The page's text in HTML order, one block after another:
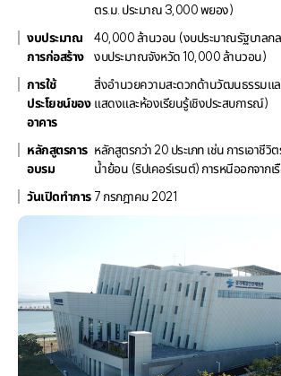
ตร.ม. ประมาณ 3,000 พยอง)
งบประมาณ
การก่อสร้าง
40,000 ล้านวอน (งบประมาณรัฐบาลก
งบประมาณจังหวัด 10,000 ล้านวอน)
การใช้
ประโยชน์ของ
อาคาร
สิ่งอำนวยความสะดวกด้านวัฒนธรรมแ
แสดงและห้องเรียนรู้เชิงประสบการณ์)
หลักสูตรการ
อบรม
หลักสูตรกว่า 20 ประเภท เช่น การเอาชีวิ
น้ำย้อน (ริปเคอร์เรนต์) การหนีออกจาก
วันเปิดทำการ 7 กรกฎาคม 2021